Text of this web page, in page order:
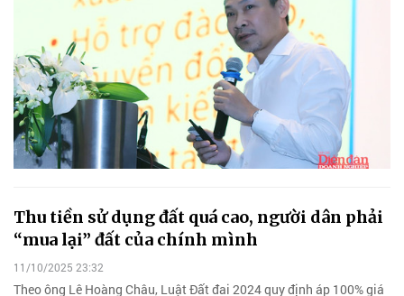
Thu tiền sử dụng đất quá cao, người dân phải
“mua lại” đất của chính mình
11/10/2025 23:32
Theo ông Lê Hoàng Châu, Luật Đất đai 2024 quy định áp 100% giá